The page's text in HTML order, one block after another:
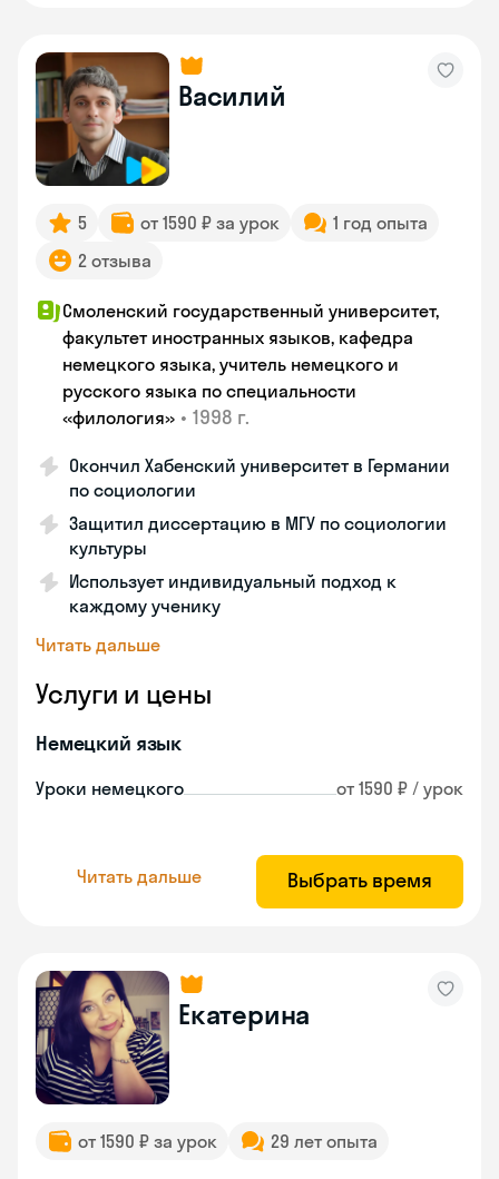
Василий
5 от 1590 ₽ за урок
1 год опыта
2 отзыва
Смоленский государственный университет,
факультет иностранных языков, кафедра
немецкого языка, учитель немецкого и
русского языка по специальности
«филология» • 1998 г.
Окончил Хабенский университет в Германии
по социологии
Защитил диссертацию в МГУ по социологии
культуры
Использует индивидуальный подход к
каждому ученику
Читать дальше
Услуги и цены
Немецкий язык
Уроки немецкого от 1590 ₽ / урок
Читать дальше Выбрать время
Екатерина
от 1590 ₽ за урок 29 лет опыта